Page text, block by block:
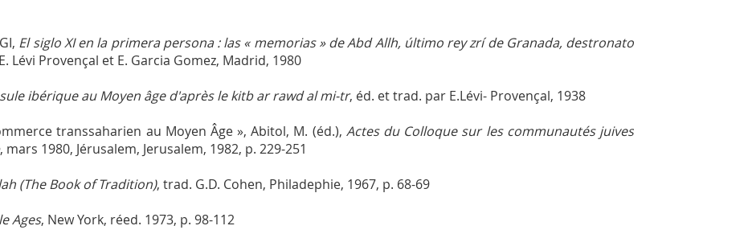
El siglo XI en la primera persona : las « memorias » de Abd Allh, último rey zrí de Granada, destronato
Lévi Provençal et E. Garcia Gomez, Madrid, 1980
ibérique au Moyen âge d'après le kitb ar rawd al mi-tr, éd. et trad. par E.Lévi- Provençal, 1938
transsaharien au Moyen Âge », Abitol, M. (éd.), Actes du Colloque sur les communautés juives
, mars 1980, Jérusalem, Jerusalem, 1982, p. 229-251
(The Book of Tradition), trad. G.D. Cohen, Philadephie, 1967, p. 68-69
Ages, New York, réed. 1973, p. 98-112